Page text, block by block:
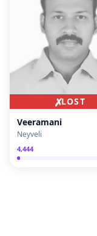
✗LOST
Veeramani
Neyveli
4,444